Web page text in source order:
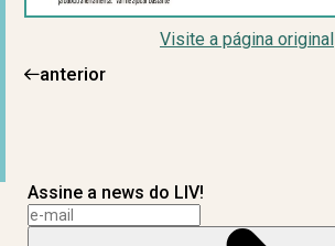
Visite a página original
anterior
Assine a news do LIV!